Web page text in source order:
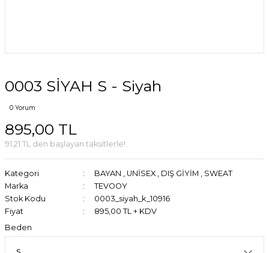
0003 SİYAH S - Siyah
0 Yorum
895,00 TL
91,21 TL den başlayan taksitlerle!
Kategori BAYAN , UNİSEX , DIŞ GİYİM , SWEAT
Marka
TEVOOY
Stok Kodu
0003_siyah_k_10916
Fiyat
895,00 TL + KDV
Beden